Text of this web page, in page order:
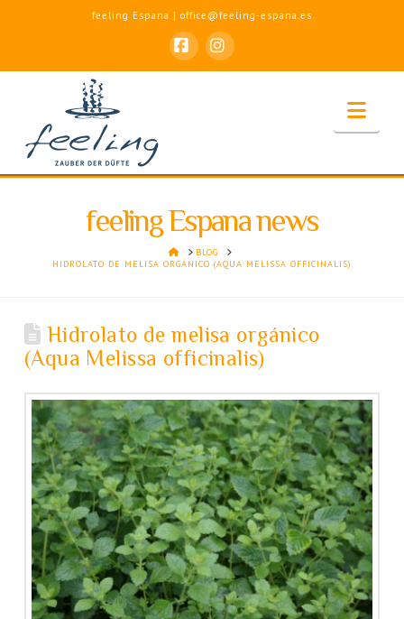
feeling Espana | office@feeling-espana.es
FacebookInstagram
feeling Espana news
HOMEBLOG
HIDROLATO DE MELISA ORGÁNICO (AQUA MELISSA OFFICINALIS)
Hidrolato de melisa orgánico
(Aqua Melissa officinalis)